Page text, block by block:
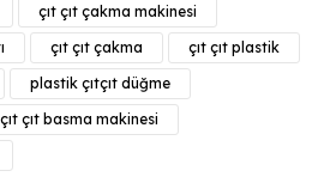
çıt çıt çakma makinesi
çıt çıt çakma
çıt çıt plastik
plastik çıtçıt düğme
çıt çıt basma makinesi